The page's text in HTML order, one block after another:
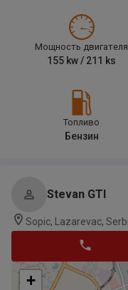
Мощность двигателя
155 kw / 211 ks
Топливо
Бензин
Stevan GTI
Sopic, Lazarevac,
+